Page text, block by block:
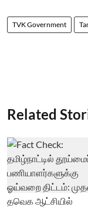
TVK Government
Related